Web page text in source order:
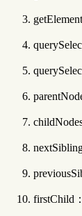
firstChild